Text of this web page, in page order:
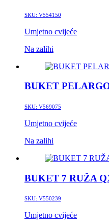
SKU: V554150
Umjetno cvijeće
Na zalihi
BUKET
SKU: V569075
Umjetno cvijeće
Na zalihi
BUKET 7 RUŽA
SKU: V550239
Umjetno cvijeće